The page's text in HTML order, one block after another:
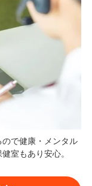
で健康・メンタル
室もあり安心。